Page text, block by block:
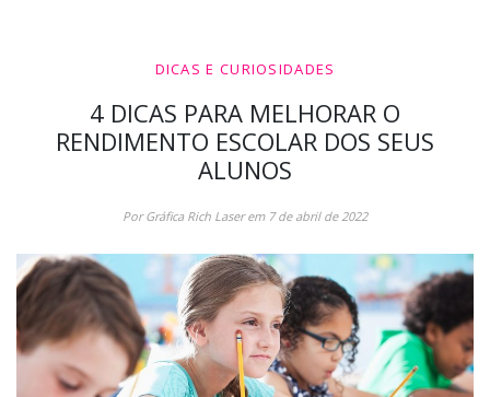
DICAS E CURIOSIDADES
4 DICAS PARA MELHORAR O
RENDIMENTO ESCOLAR DOS SEUS
ALUNOS
Por Gráfica Rich Laser em 7 de abril de 2022